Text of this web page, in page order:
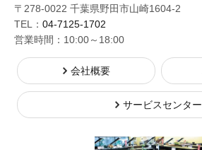
〒278-0022 千葉県野田市山崎1604-2
TEL： 04-7125-1702
営業時間：10:00～18:00
会社概要
サービスセンター